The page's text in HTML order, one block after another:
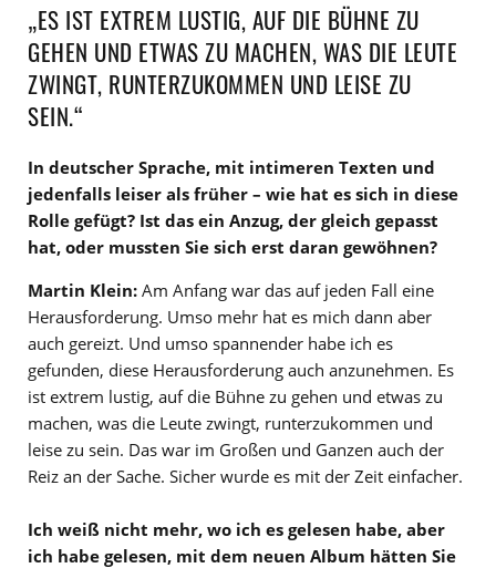
„ES IST EXTREM LUSTIG, AUF DIE BÜHNE ZU
GEHEN UND ETWAS ZU MACHEN, WAS DIE LEUTE
ZWINGT, RUNTERZUKOMMEN UND LEISE ZU
SEIN.“
In deutscher Sprache, mit intimeren Texten und
jedenfalls leiser als früher – wie hat es sich in diese
Rolle gefügt? Ist das ein Anzug, der gleich gepasst
hat, oder mussten Sie sich erst daran gewöhnen?
Martin Klein: Am Anfang war das auf jeden Fall eine
Herausforderung. Umso mehr hat es mich dann aber
auch gereizt. Und umso spannender habe ich es
gefunden, diese Herausforderung auch anzunehmen. Es
ist extrem lustig, auf die Bühne zu gehen und etwas zu
machen, was die Leute zwingt, runterzukommen und
leise zu sein. Das war im Großen und Ganzen auch der
Reiz an der Sache. Sicher wurde es mit der Zeit einfacher.
Ich weiß nicht mehr, wo ich es gelesen habe, aber
ich habe gelesen, mit dem neuen Album hätten Sie